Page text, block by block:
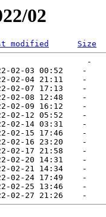
02
modified
Size
-
02-03 00:52    -
02-04 21:11    -
02-07 17:13    -
02-08 12:48    -
02-09 16:12    -
02-12 05:52    -
02-14 03:31    -
02-15 17:46    -
02-16 23:20    -
02-17 21:58    -
02-20 14:31    -
02-21 14:34    -
02-24 17:49    -
02-25 13:46    -